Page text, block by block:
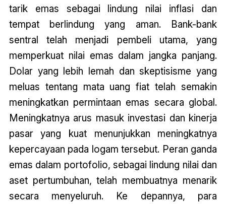
tarik emas sebagai lindung nilai inflasi dan
tempat berlindung yang aman. Bank-bank
sentral telah menjadi pembeli utama, yang
memperkuat nilai emas dalam jangka panjang.
Dolar yang lebih lemah dan skeptisisme yang
meluas tentang mata uang fiat telah semakin
meningkatkan permintaan emas secara global.
Meningkatnya arus masuk investasi dan kinerja
pasar yang kuat menunjukkan meningkatnya
kepercayaan pada logam tersebut. Peran ganda
emas dalam portofolio, sebagai lindung nilai dan
aset pertumbuhan, telah membuatnya menarik
secara menyeluruh. Ke depannya, para